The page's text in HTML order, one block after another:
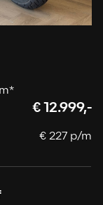
€ 12.999,-
€ 227 p/m